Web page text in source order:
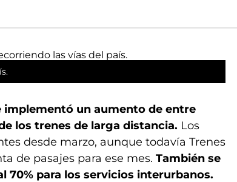
implementó un aumento de entre
los trenes de larga distancia. Los
desde marzo, aunque todavía Trenes
de pasajes para ese mes. También se
70% para los servicios interurbanos.